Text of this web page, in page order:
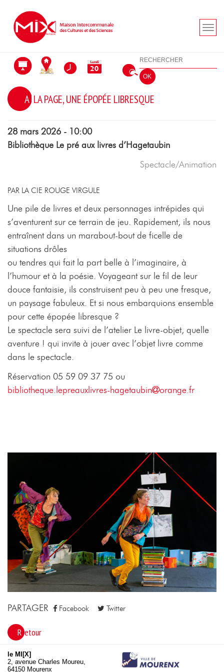
Rechercher
OK
A LA PAGE, UNE ÉPOPÉE LIBRESQUE
28 mars 2026 - 10:00
Bibliothèque Le pré aux livres d’Hagetaubin
Spectacle/Animation
PAR LA CIE ROUGE VIRGULE
Une pile de livres et deux personnages intrépides qui
s’aventurent sur ce terrain de jeu. Rapidement, ils nous
entraînent dans un marabout-bout de ficelle de
situations drôles
ou tendres qui fait la part belle à l’imaginaire, à
l’humour et à la poésie. Voyageant sur le fil de leur
douce fantaisie, ils construisent peu à peu une fresque,
un paysage fabuleux. Et si nous embarquions ensemble
pour cette épopée libresque ?
Le spectacle sera suivi de l’atelier Le livre-objet, quelle
aventure ! qui invite à jouer avec l’objet livre comme
dans le spectacle.
Réservation 05 59 09 37 75 ou
bibliotheque.lepreauxlivres-hagetaubin
orange.fr
PARTAGER Facebook Twitter
Retour
le MI[X]
2, avenue Charles Moureu,
64150 Mourenx